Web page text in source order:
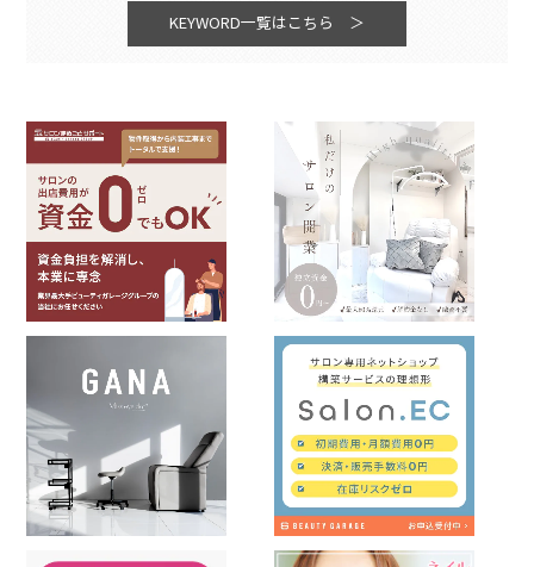
KEYWORD一覧はこちら